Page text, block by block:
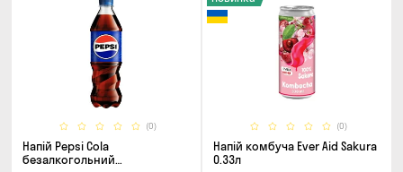
(0)
Напій Pepsi Cola
безалкогольний
(0)
Напій комбуча Ever Aid Sakura
0.33л